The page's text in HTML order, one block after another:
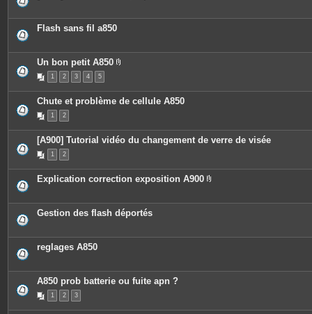
Flash sans fil a850
Un bon petit A850
c
e
n
s
1 2 3 4 5
Chute et problème de cellule A850
1 2
[A900] Tutorial vidéo du changement de verre de visée
1 2
Explication correction exposition A900
è
j
t
Gestion des flash déportés
reglages A850
A850 prob batterie ou fuite apn ?
1 2 3